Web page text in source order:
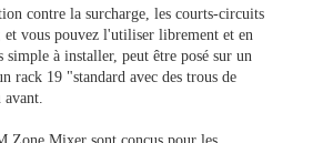
contre la surcharge, les courts-circuits
et vous pouvez l'utiliser librement et en
simple à installer, peut être posé sur un
rack 19 "standard avec des trous de
avant.